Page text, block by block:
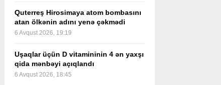
Quterreş Hirosimaya atom bombasını
atan ölkənin adını yenə çəkmədi
6 Avqust 2026, 19:19
Uşaqlar üçün D vitamininin 4 ən yaxşı
qida mənbəyi açıqlandı
6 Avqust 2026, 18:45